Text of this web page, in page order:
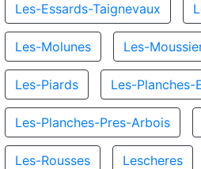
Les-Essards-Taignevaux
Les-Molunes Les-
Les-Piards Les-Planches-
Les-Planches-Pres-Arbois
Les-Rousses Lescheres